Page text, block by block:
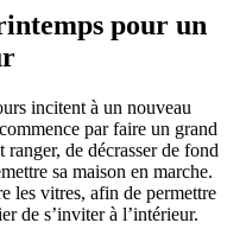
pour un
incitent à un nouveau
par faire un grand
de décrasser de fond
sa maison en marche.
les vitres, afin de permettre
de s’inviter à l’intérieur.